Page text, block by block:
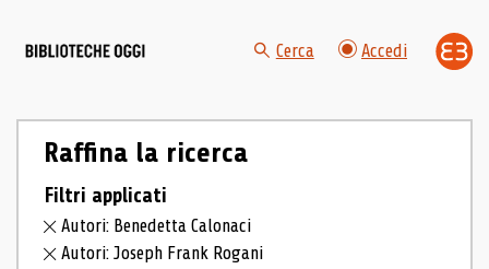
Cerca Accedi
Raffina la ricerca
Filtri applicati
Autori: Benedetta Calonaci
Autori: Joseph Frank Rogani